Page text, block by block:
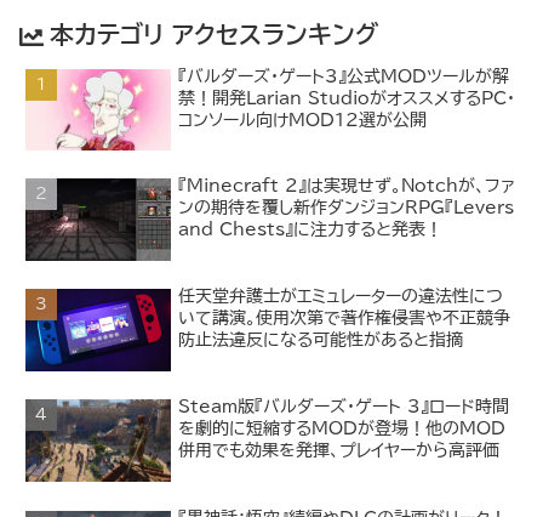
本カテゴリ アクセスランキング
『バルダーズ・ゲート3』公式MODツールが解
禁！開発Larian StudioがオススメするPC・
コンソール向けMOD12選が公開
『Minecraft 2』は実現せず。Notchが、ファ
ンの期待を覆し新作ダンジョンRPG『Levers
and Chests』に注力すると発表！
任天堂弁護士がエミュレーターの違法性につ
いて講演。使用次第で著作権侵害や不正競争
防止法違反になる可能性があると指摘
Steam版『バルダーズ・ゲート 3』ロード時間
を劇的に短縮するMODが登場！他のMOD
併用でも効果を発揮、プレイヤーから高評価